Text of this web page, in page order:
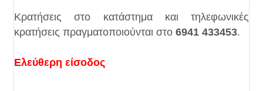
Κρατήσεις στο κατάστημα και τηλεφωνικές
κρατήσεις πραγματοποιούνται στο 6941 433453.
Ελεύθερη είσοδος